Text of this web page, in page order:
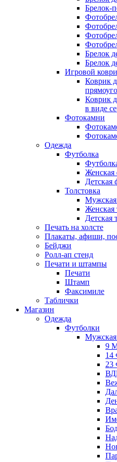
Брелок-
Брелок
Брелок
Игровой
Коврик
Коврик
в виде
Фотокамни
Одежда
Футболка
Женская
Детская
Толстовка
Мужская
Женская
Детская
Печать на холсте
Плакаты, афиши,
Бейджи
Ролл-ап стенд
Печати и штампы
Печати
Штамп
Факсимиле
Таблички
Магазин
Одежда
Футболки
Мужская
9
14
23